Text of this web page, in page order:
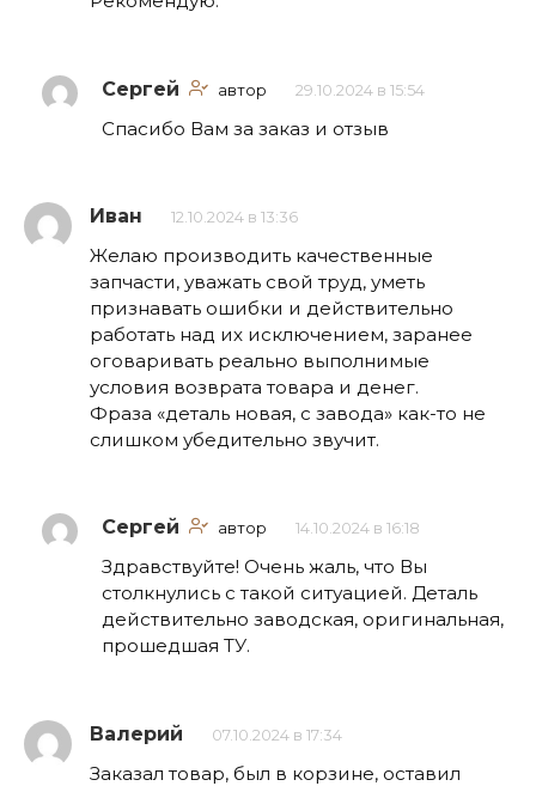
Сергей автор 29.10.2024 в 15:54
Спасибо Вам за заказ и отзыв
Иван 12.10.2024 в 13:36
Желаю производить качественные
запчасти, уважать свой труд, уметь
признавать ошибки и действительно
работать над их исключением, заранее
оговаривать реально выполнимые
условия возврата товара и денег.
Фраза «деталь новая, с завода» как-то не
слишком убедительно звучит.
Сергей автор 14.10.2024 в 16:18
Здравствуйте! Очень жаль, что Вы
столкнулись с такой ситуацией. Деталь
действительно заводская, оригинальная,
прошедшая ТУ.
Валерий 07.10.2024 в 17:34
Заказал товар, был в корзине, оставил